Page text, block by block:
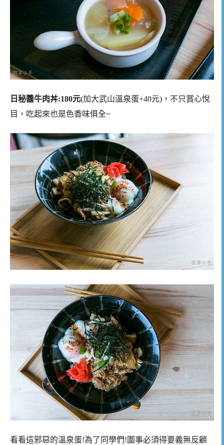
日秘醬牛肉丼:180元(加大武山溫泉蛋+40元)，不只賞心悅
目，吃起來也是色香味俱全~
看看這邪惡的溫泉蛋!為了同學們!圍事必須得要義無反顧